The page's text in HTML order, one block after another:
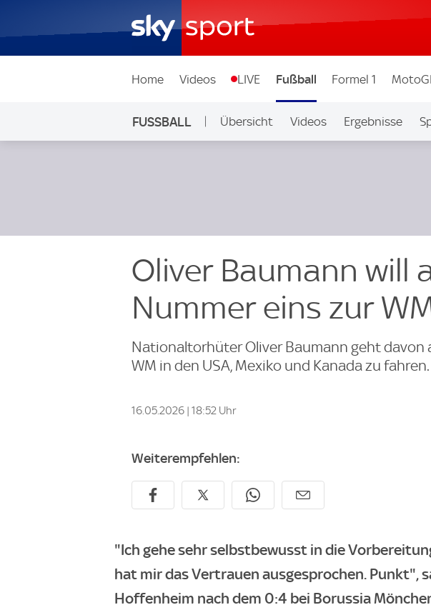
Home Videos LIVE Fußball Formel 1
FUSSBALL Übersicht Videos Ergebnisse
Oliver Baumann will
Nummer eins zur
Nationaltorhüter Oliver Baumann geht davon
WM in den USA, Mexiko und Kanada zu fahren.
16.05.2026 | 18:52 Uhr
Weiterempfehlen:
"Ich gehe sehr selbstbewusst in die
hat mir das Vertrauen ausgesprochen. Punkt",
Hoffenheim nach dem 0:4 bei Borussia